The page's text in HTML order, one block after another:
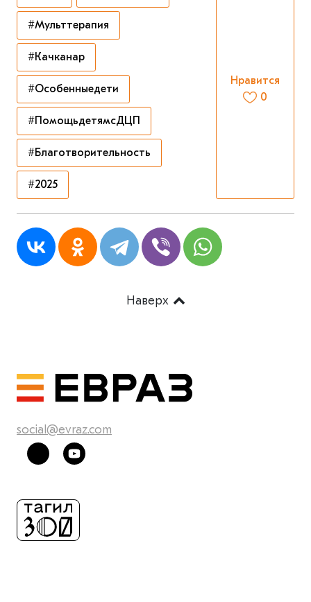
#Мульттерапия
#Качканар
#Особенныедети
#ПомощьдетямсДЦП
#Благотворительность
#2025
Нравится
0
Наверх
social@evraz.com